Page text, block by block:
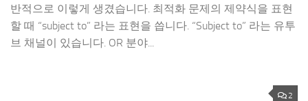
반적으로 이렇게 생겼습니다. 최적화 문제의 제약식을 표현
할 때 “subject to” 라는 표현을 씁니다. “Subject to” 라는 유투
브 채널이 있습니다. OR 분야...
2